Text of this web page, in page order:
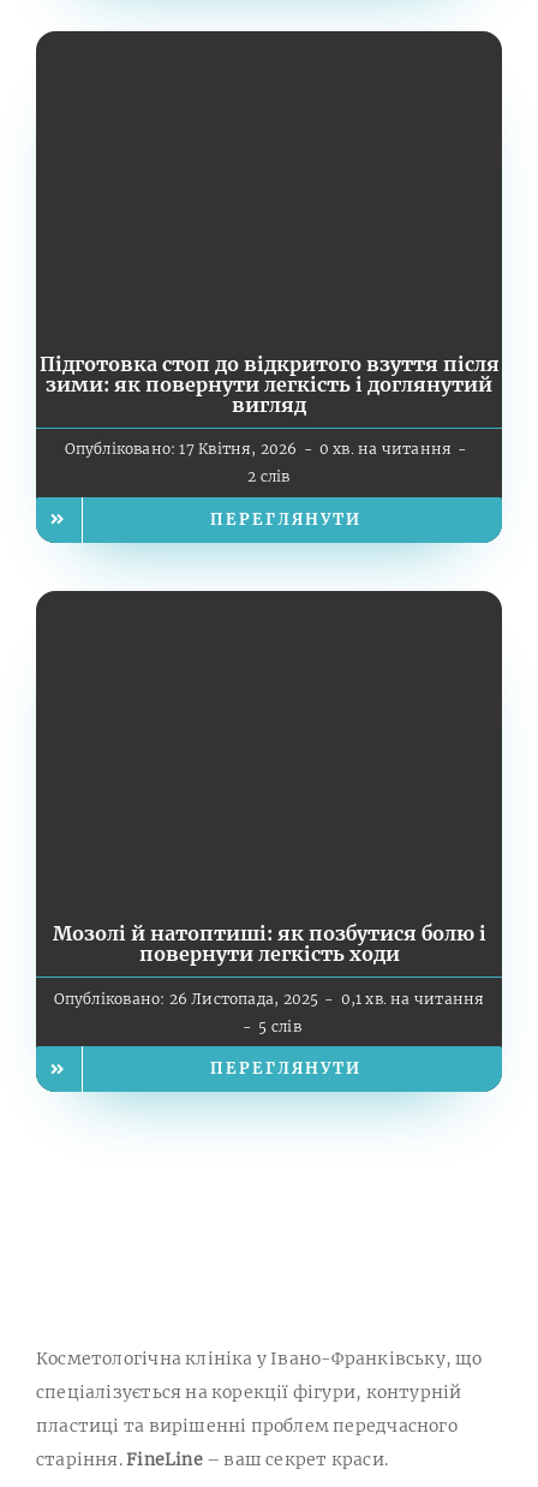
Підготовка стоп до відкритого взуття після
зими: як повернути легкість і доглянутий
вигляд
Опубліковано: 17 Квітня, 2026 - 0 хв. на читання -
2 слів
ПЕРЕГЛЯНУТИ
Мозолі й натоптиші: як позбутися болю і
повернути легкість ходи
Опубліковано: 26 Листопада, 2025 - 0,1 хв. на читання
- 5 слів
ПЕРЕГЛЯНУТИ
Косметологічна клініка у Івано-Франківську, що
спеціалізується на корекції фігури, контурній
пластиці та вирішенні проблем передчасного
старіння.FineLine– ваш секрет краси.